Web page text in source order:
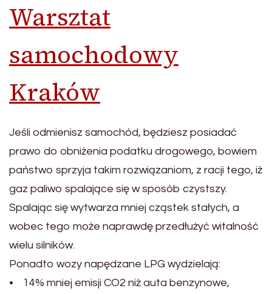
Warsztat
samochodowy
Kraków
Jeśli odmienisz samochód, będziesz posiadać
prawo do obniżenia podatku drogowego, bowiem
państwo sprzyja takim rozwiązaniom, z racji tego, iż
gaz paliwo spalające się w sposób czystszy.
Spalając się wytwarza mniej cząstek stałych, a
wobec tego może naprawdę przedłużyć witalność
wielu silników.
Ponadto wozy napędzane LPG wydzielają:
• 14% mniej emisji CO2 niż auta benzynowe,